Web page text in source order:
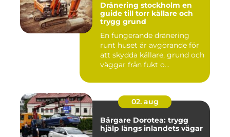
Dränering stockholm en
guide till torr källare och
trygg grund
En fungerande dränering
runt huset är avgörande för
att skydda källare, grund och
väggar från fukt o...
02. aug
Bärgare Dorotea: trygg
hjälp längs inlandets vägar